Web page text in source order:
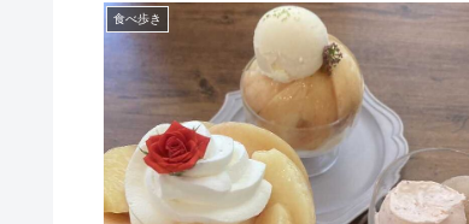
食べ歩き